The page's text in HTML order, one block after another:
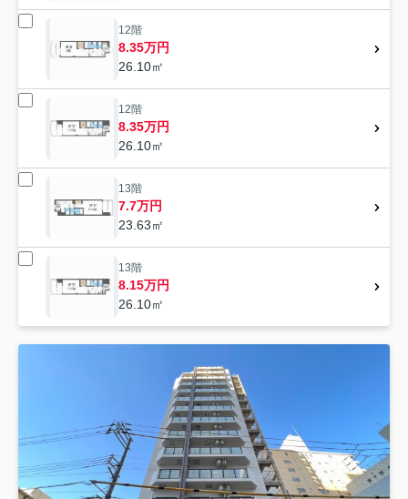
12階
8.35万円
26.10㎡
12階
8.35万円
26.10㎡
13階
7.7万円
23.63㎡
13階
8.15万円
26.10㎡